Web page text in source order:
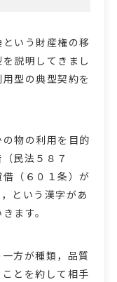
いう財産権の移
説明してきまし
型の典型契約を
物の利用を目的
民法５８７
（６０１条）が
という漢字があ
ます。
方が種類，品質
とを約して相手